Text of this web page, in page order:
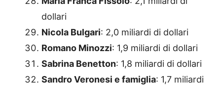
dollari
Nicola Bulgari: 2,0 miliardi di dollari
Romano Minozzi: 1,9 miliardi di dollari
Sabrina Benetton: 1,8 miliardi di dollari
Sandro Veronesi e famiglia: 1,7 miliardi